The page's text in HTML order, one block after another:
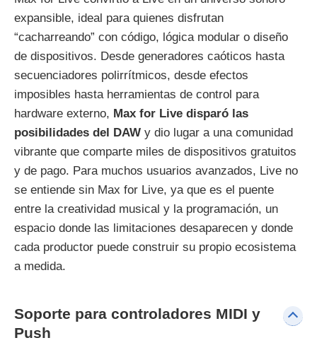
expansible, ideal para quienes disfrutan
“cacharreando” con código, lógica modular o diseño
de dispositivos. Desde generadores caóticos hasta
secuenciadores polirrítmicos, desde efectos
imposibles hasta herramientas de control para
hardware externo, Max for Live disparó las
posibilidades del DAW y dio lugar a una comunidad
vibrante que comparte miles de dispositivos gratuitos
y de pago. Para muchos usuarios avanzados, Live no
se entiende sin Max for Live, ya que es el puente
entre la creatividad musical y la programación, un
espacio donde las limitaciones desaparecen y donde
cada productor puede construir su propio ecosistema
a medida.
Soporte para controladores MIDI y
Push